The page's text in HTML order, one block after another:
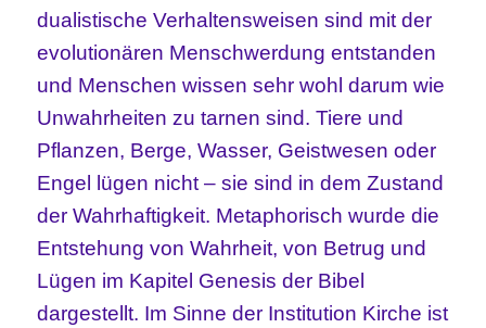
dualistische Verhaltensweisen sind mit der
evolutionären Menschwerdung entstanden
und Menschen wissen sehr wohl darum wie
Unwahrheiten zu tarnen sind. Tiere und
Pflanzen, Berge, Wasser, Geistwesen oder
Engel lügen nicht – sie sind in dem Zustand
der Wahrhaftigkeit. Metaphorisch wurde die
Entstehung von Wahrheit, von Betrug und
Lügen im Kapitel Genesis der Bibel
dargestellt. Im Sinne der Institution Kirche ist